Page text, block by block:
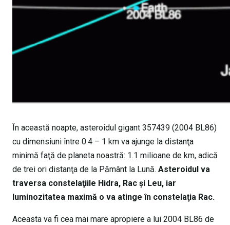
În această noapte, asteroidul gigant 357439 (2004 BL86)
cu dimensiuni între 0.4 – 1 km va ajunge la distanţa
minimă faţă de planeta noastră: 1.1 milioane de km, adică
de trei ori distanţa de la Pământ la Lună. Asteroidul va
traversa constelaţiile Hidra, Rac și Leu, iar
luminozitatea maximă o va atinge în constelaţia Rac.
Aceasta va fi cea mai mare apropiere a lui 2004 BL86 de